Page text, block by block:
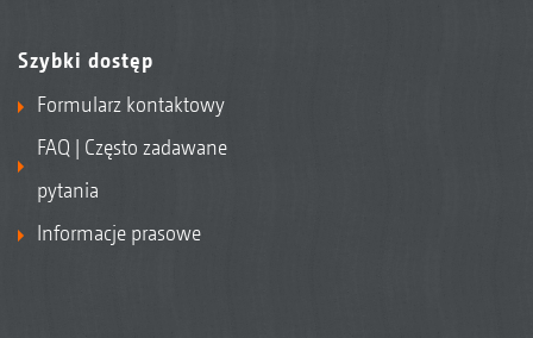
Szybki dostęp
Formularz kontaktowy
FAQ | Często zadawane
pytania
Informacje prasowe